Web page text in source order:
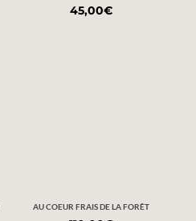
45,00€
AU COEUR FRAIS DE LA FORÊT